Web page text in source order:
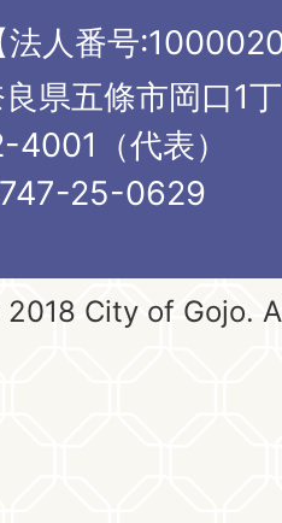
法人番号
県五條市岡口1
（代表）
25-0629
City of Gojo.